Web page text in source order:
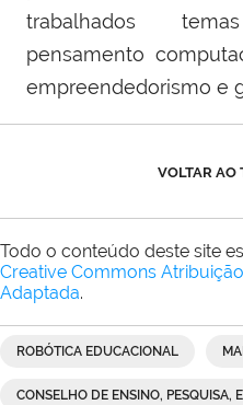
trabalhados
pensamento
empreendedorismo e
VOLTAR AO
Todo o conteúdo deste site
Creative Commons
Adaptada.
ROBÓTICA EDUCACIONAL
CONSELHO DE ENSINO, PESQUISA,